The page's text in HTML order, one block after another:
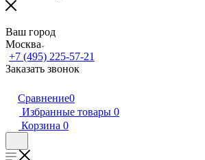
Ваш город
Москва
+7 (495) 225-57-21
Заказать звонок
Сравнение0
Избранные товары 0
Корзина 0